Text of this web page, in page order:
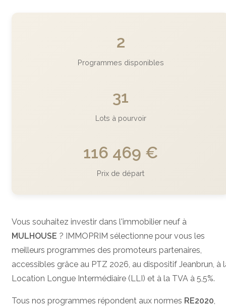
2
Programmes disponibles
31
Lots à pourvoir
116 469 €
Prix de départ
Vous souhaitez investir dans l'immobilier neuf à
MULHOUSE ? IMMOPRIM sélectionne pour vous les
meilleurs programmes des promoteurs partenaires,
accessibles grâce au PTZ 2026, au dispositif Jeanbrun, à
Location Longue Intermédiaire (LLI) et à la TVA à 5,5%.
Tous nos programmes répondent aux normes RE2020,